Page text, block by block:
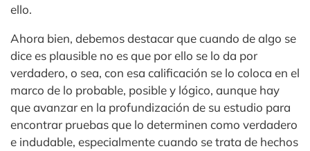
ello.
Ahora bien, debemos destacar que cuando de algo se
dice es plausible no es que por ello se lo da por
verdadero, o sea, con esa calificación se lo coloca en el
marco de lo probable, posible y lógico, aunque hay
que avanzar en la profundización de su estudio para
encontrar pruebas que lo determinen como verdadero
e indudable, especialmente cuando se trata de hechos